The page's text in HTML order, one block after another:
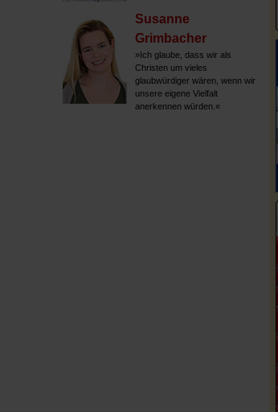
Susanne
Grimbacher
»Ich glaube, dass wir als
Christen um vieles
glaubwürdiger wären, wenn wir
unsere eigene Vielfalt
anerkennen würden.«